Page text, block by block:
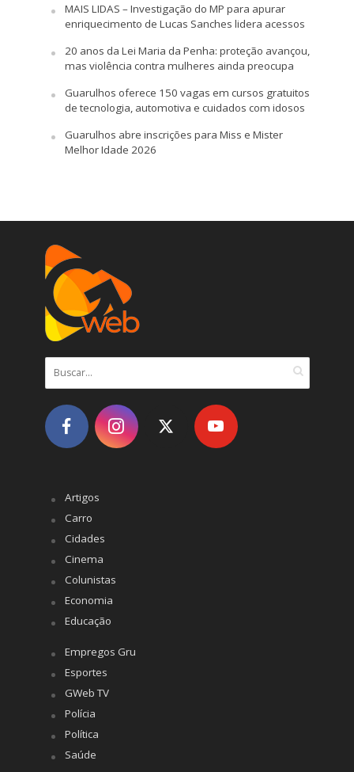
MAIS LIDAS – Investigação do MP para apurar
enriquecimento de Lucas Sanches lidera acessos
20 anos da Lei Maria da Penha: proteção avançou,
mas violência contra mulheres ainda preocupa
Guarulhos oferece 150 vagas em cursos gratuitos
de tecnologia, automotiva e cuidados com idosos
Guarulhos abre inscrições para Miss e Mister
Melhor Idade 2026
Artigos
Carro
Cidades
Cinema
Colunistas
Economia
Educação
Empregos Gru
Esportes
GWeb TV
Polícia
Política
Saúde